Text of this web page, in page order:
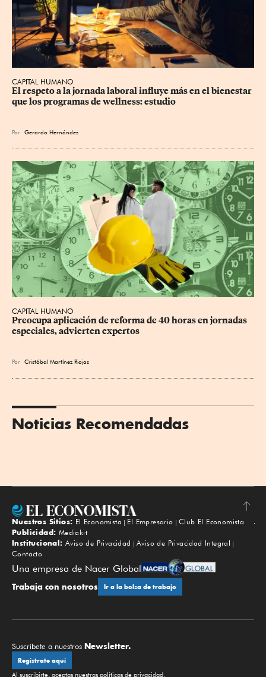
CAPITAL HUMANO
El respeto a la jornada laboral influye más en el bienestar
que los programas de wellness: estudio
Por Gerardo Hernández
CAPITAL HUMANO
Preocupa aplicación de reforma de 40 horas en jornadas
especiales, advierten expertos
Por Cristóbal Martínez Riojas
Noticias Recomendadas
Subir
Nuestros Sitios: El Economista El Empresario
Club El Economista
Publicidad: Mediakit
Institucional: Aviso de Privacidad
Aviso de Privacidad Integral
Contacto
Una empresa de Nacer Global
Trabaja con nosotros Ir a la bolsa de trabajo
Suscríbete a nuestros Newsletter.
Regístrate aquí
Al suscribirte, aceptas nuestras políticas de privacidad.